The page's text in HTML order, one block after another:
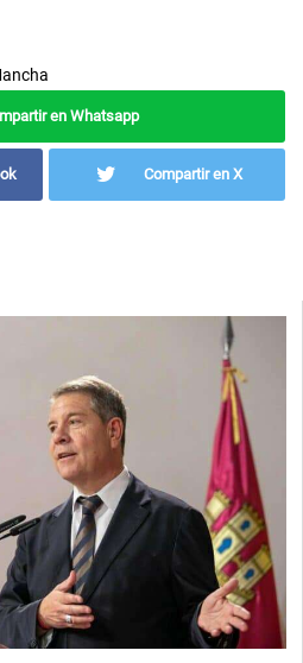
en Whatsapp
Compartir en X